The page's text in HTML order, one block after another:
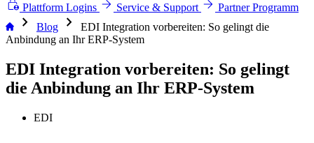
Plattform Logins Service & Support Partner Programm
chevron_right Blog chevron_right
EDI Integration vorbereiten: So gelingt die
Anbindung an Ihr ERP-System
EDI Integration vorbereiten: So gelingt
die Anbindung an Ihr ERP-System
EDI